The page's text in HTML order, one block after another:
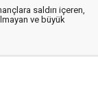
saldırı içeren,
ve büyük